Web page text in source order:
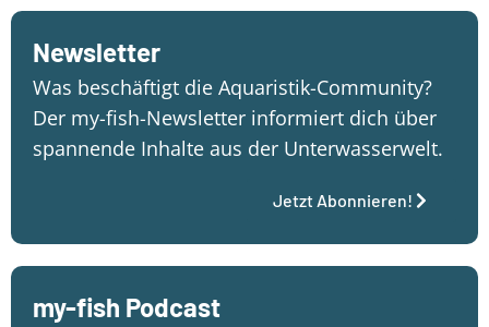
Newsletter
Was beschäftigt die Aquaristik-Community?
Der my-fish-Newsletter informiert dich über
spannende Inhalte aus der Unterwasserwelt.
Jetzt Abonnieren!
my-fish Podcast